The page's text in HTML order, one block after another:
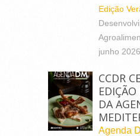
Edição
junho 2026
CCDR
DA
Agenda